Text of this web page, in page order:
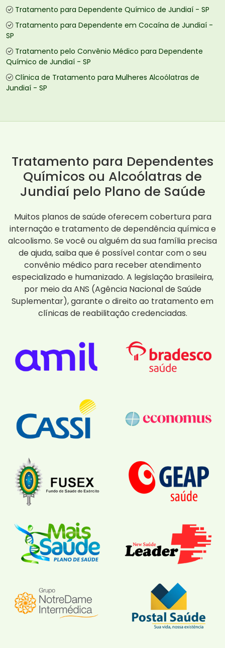
Tratamento para Dependente Químico de Jundiaí - SP
Tratamento para Dependente em Cocaína de Jundiaí -
SP
Tratamento pelo Convênio Médico para Dependente
Químico de Jundiaí - SP
Clínica de Tratamento para Mulheres Alcoólatras de
Jundiaí - SP
Tratamento para Dependentes
Químicos ou Alcoólatras de
Jundiaí pelo Plano de Saúde
Muitos planos de saúde oferecem cobertura para
internação e tratamento de dependência química e
alcoolismo. Se você ou alguém da sua família precisa
de ajuda, saiba que é possível contar com o seu
convênio médico para receber atendimento
especializado e humanizado. A legislação brasileira,
por meio da ANS (Agência Nacional de Saúde
Suplementar), garante o direito ao tratamento em
clínicas de reabilitação credenciadas.